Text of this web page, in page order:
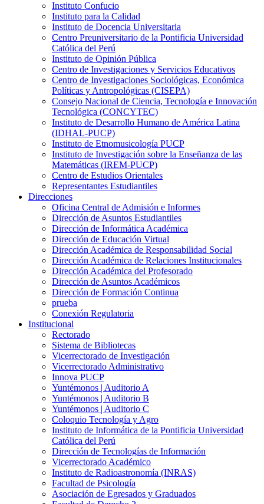
Instituto Confucio
Instituto para la Calidad
Instituto de Docencia Universitaria
Centro Preuniversitario de la Pontificia Universidad
Católica del Perú
Instituto de Opinión Pública
Centro de Investigaciones y Servicios Educativos
Centro de Investigaciones Sociológicas, Económica
Políticas y Antropológicas (CISEPA)
Consejo Nacional de Ciencia, Tecnología e Innovación
Tecnológica (CONCYTEC)
Instituto de Desarrollo Humano de América Latina
(IDHAL-PUCP)
Instituto de Etnomusicología PUCP
Instituto de Investigación sobre la Enseñanza de las
Matemáticas (IREM-PUCP)
Centro de Estudios Orientales
Representantes Estudiantiles
Direcciones
Oficina Central de Admisión e Informes
Dirección de Asuntos Estudiantiles
Dirección de Informática Académica
Dirección de Educación Virtual
Dirección Académica de Responsabilidad Social
Dirección Académica de Relaciones Institucionales
Dirección Académica del Profesorado
Dirección de Asuntos Académicos
Dirección de Formación Continua
prueba
Conexión Regulatoria
Institucional
Rectorado
Sistema de Bibliotecas
Vicerrectorado de Investigación
Vicerrectorado Administrativo
Innova PUCP
Yuntémonos | Auditorio A
Yuntémonos | Auditorio B
Yuntémonos | Auditorio C
Coloquio Tecnología y Agro
Instituto de Informática de la Pontificia Universidad
Católica del Perú
Dirección de Tecnologías de Información
Vicerrectorado Académico
Instituto de Radioastronomía (INRAS)
Facultad de Psicología
Asociación de Egresados y Graduados